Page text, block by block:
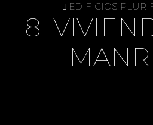
EDIFICIOS
8